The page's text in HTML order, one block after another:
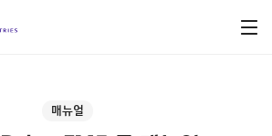
매뉴얼